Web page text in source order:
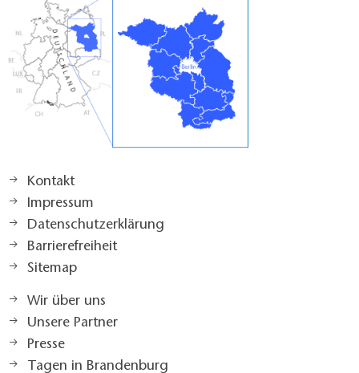
Kontakt
Impressum
Datenschutzerklärung
Barrierefreiheit
Sitemap
Wir über uns
Unsere Partner
Presse
Tagen in Brandenburg